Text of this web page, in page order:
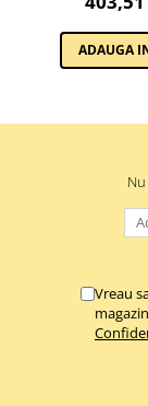
ADAUGA
Vreau